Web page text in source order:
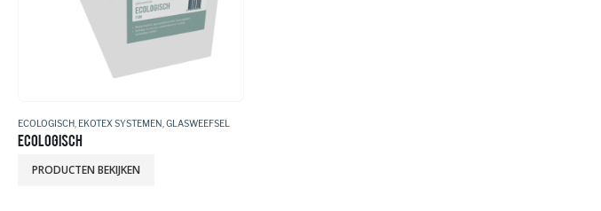
ECOLOGISCH, EKOTEX SYSTEMEN GLASWEEFSEL
ECOLOGISCH
PRODUCTEN BEKIJKEN